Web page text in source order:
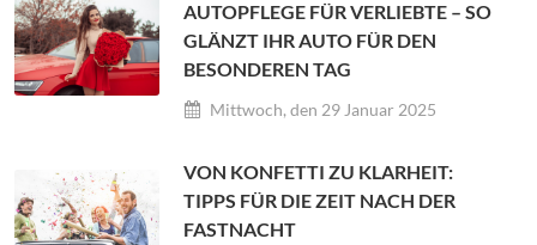
AUTOPFLEGE FÜR VERLIEBTE – SO
GLÄNZT IHR AUTO FÜR DEN
BESONDEREN TAG
Mittwoch, den 29 Januar 2025
VON KONFETTI ZU KLARHEIT:
TIPPS FÜR DIE ZEIT NACH DER
FASTNACHT